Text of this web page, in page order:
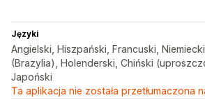
Języki
Angielski, Hiszpański, Francuski,
(Brazylia), Holenderski, Chiński
Japoński
Ta aplikacja nie została przetłumaczona